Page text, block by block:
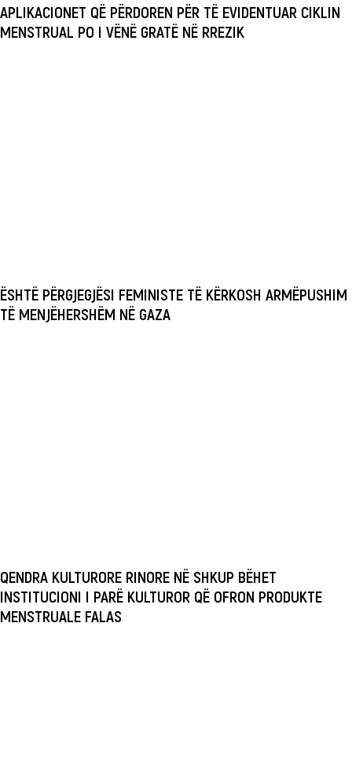
APLIKACIONET QË PËRDOREN PËR TË EVIDENTUAR CIKLIN
MENSTRUAL PO I VËNË GRATË NË RREZIK
ËSHTË PËRGJEGJËSI FEMINISTE TË KËRKOSH ARMËPUSHIM
TË MENJËHERSHËM NË GAZA
QENDRA KULTURORE RINORE NË SHKUP BËHET
INSTITUCIONI I PARË KULTUROR QË OFRON PRODUKTE
MENSTRUALE FALAS